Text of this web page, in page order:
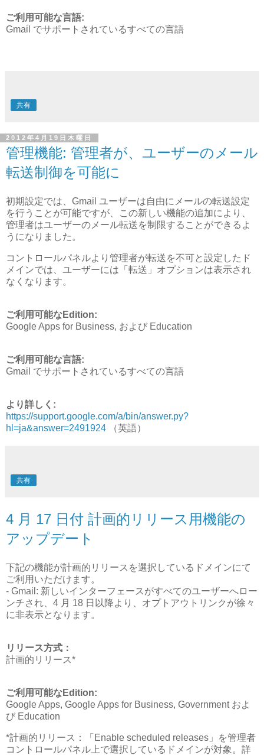
ご利用可能な言語:
Gmail でサポートされているすべての言語
共有
2012年4月19日木曜日
管理機能: 管理者が、ユーザーのメール
転送制御を可能に
初期設定では、Gmail ユーザーは自由にメールの転送設定
を行うことが可能ですが、この新しい機能の追加により、
管理者はユーザーのメール転送を制限することができるよ
うになりました。
コントロールパネルより管理者が転送を不可と設定したド
メインでは、ユーザーには「転送」オプションは表示され
なくなります。
ご利用可能なEdition:
Google Apps for Business, および Education
ご利用可能な言語:
Gmail でサポートされているすべての言語
より詳しく:
https://support.google.com/a/bin/answer.py?
hl=ja&answer=2491924 （英語）
共有
4 月 17 日付 計画的リリース用機能の
アップデート
下記の機能が計画的リリースを選択しているドメインにて
ご利用いただけます。
- Gmail: 新しいインターフェースがすべてのユーザーへロー
ンチされ、4 月 18 日以降より、オプトアウトリンクが徐々
に非表示となります。
リリース方式：
計画的リリース*
ご利用可能なEdition:
Google Apps, Google Apps for Business, Government およ
び Education
*計画的リリース：「Enable scheduled releases」を管理者
コントロールパネル上で選択しているドメインが対象。詳